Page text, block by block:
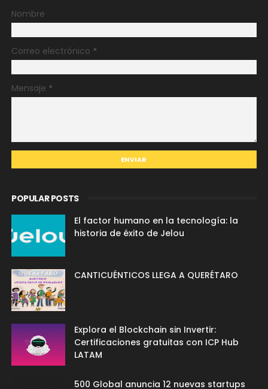
Nombre
Correo electrónico *
Mensaje *
POPULAR POSTS
El factor humano en la tecnología: la
historia de éxito de Jelou
CANTICUÉNTICOS LLEGA A QUERÉTARO
Explora el Blockchain sin Invertir:
Certificaciones gratuitas con ICP Hub
LATAM
500 Global anuncia 12 nuevas startups